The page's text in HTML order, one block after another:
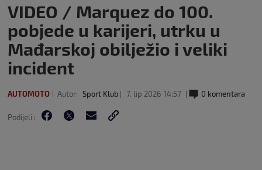
VIDEO / Marquez do 100.
pobjede u karijeri, utrku u
Mađarskoj obilježio i veliki
incident
AUTOMOTO Autor: Sport Klub 7. lip 2026 14:57 0 komentara
Podijeli :